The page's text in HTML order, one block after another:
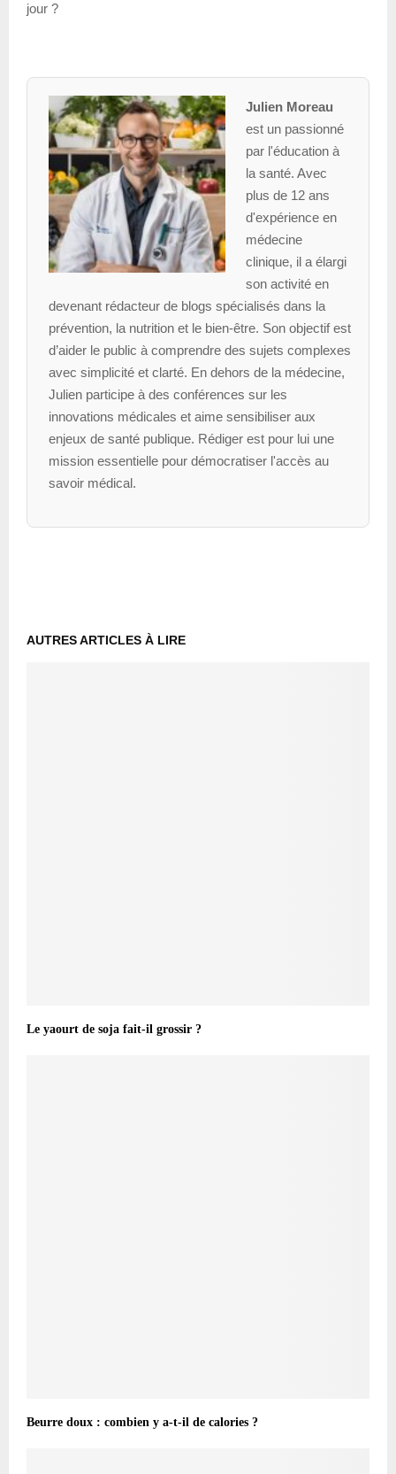
jour ?
Julien Moreau
est un passionné
par l'éducation à
la santé. Avec
plus de 12 ans
d'expérience en
médecine
clinique, il a élargi
son activité en
devenant rédacteur de blogs spécialisés dans la
prévention, la nutrition et le bien-être. Son objectif est
d’aider le public à comprendre des sujets complexes
avec simplicité et clarté. En dehors de la médecine,
Julien participe à des conférences sur les
innovations médicales et aime sensibiliser aux
enjeux de santé publique. Rédiger est pour lui une
mission essentielle pour démocratiser l'accès au
savoir médical.
AUTRES ARTICLES À LIRE
Le yaourt de soja fait-il grossir ?
Beurre doux : combien y a-t-il de calories ?